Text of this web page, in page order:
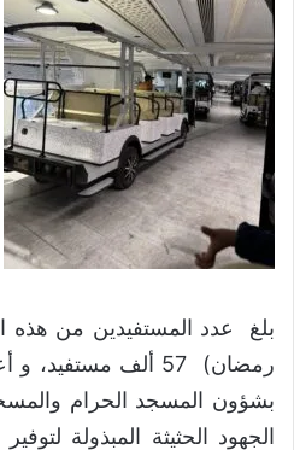
رمضان) 57 ألف
بشؤون المسجد الحرام
الجهود الحثيثة المبذولة